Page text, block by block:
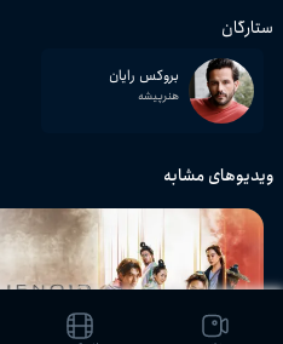
ستارگان
بروکس رایان
هنرپیشه
ویدیوهای مشابه